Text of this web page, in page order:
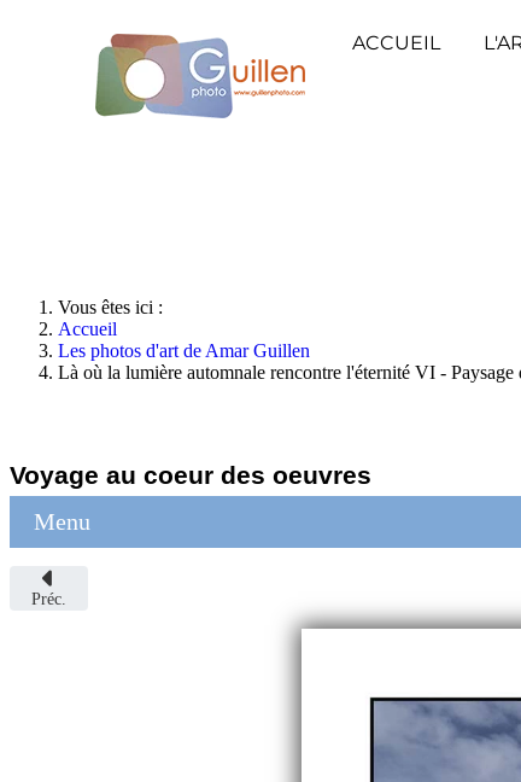
ACCUEIL
Vous êtes ici :
Accueil
Les photos d'art de Amar Guillen
Là où la lumière automnale rencontre l'éternité VI -
Voyage au coeur des oeuvres
Menu
Préc.